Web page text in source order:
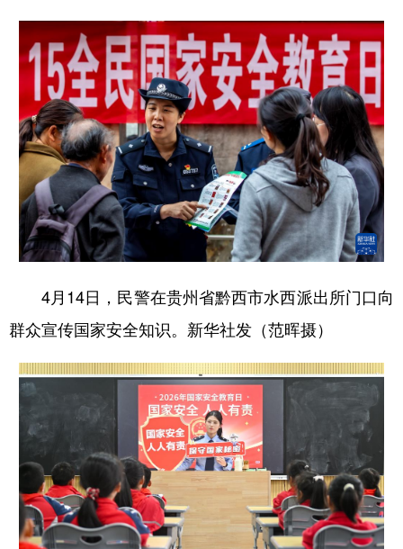
4月14日，民警在贵州省黔西市水西派出所门口向
群众宣传国家安全知识。新华社发（范晖摄）